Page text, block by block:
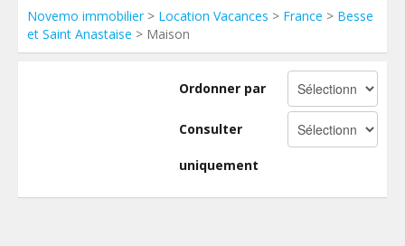
Novemo immobilier> Location Vacances > France > Besse
et Saint Anastaise > Maison
Ordonner par
Consulter
uniquement